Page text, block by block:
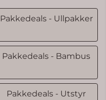
Pakkedeals - Ullpakker
Pakkedeals - Bambus
Pakkedeals - Utstyr